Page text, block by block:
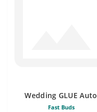
Wedding GLUE Auto
Fast Buds